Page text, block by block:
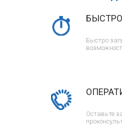
Быстро
Оставьте